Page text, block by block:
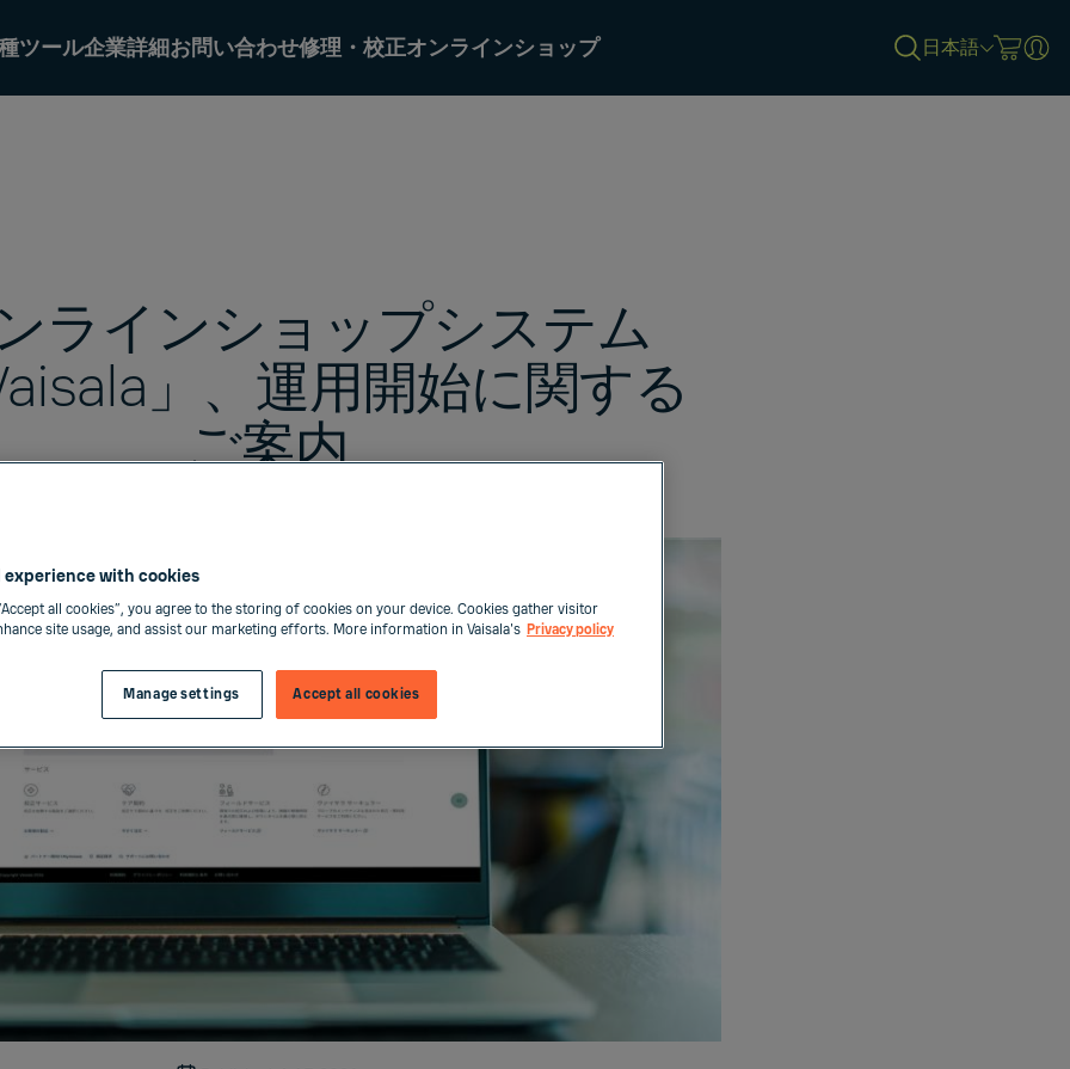
ツール企業詳細お問い合わせ修理・校正オンラインショップ 日本語
ラインショップシステム
」、運用開始に関する
ご案内
experience with cookies
all cookies”, you agree to the storing of cookies on your device. Cookies gather visitor
site usage, and assist our marketing efforts. More information in Vaisala's Privacy policy
Accept all cookies
Manage settings